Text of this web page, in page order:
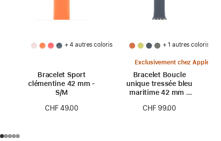
+ 4 autres coloris
Bracelet Sport
clémentine 42 mm -
S/M
CHF 49.00
+ 1 autres coloris
Exclusivement chez Apple
Bracelet Boucle
unique tressée bleu
maritime 42 mm -
CHF 99.00